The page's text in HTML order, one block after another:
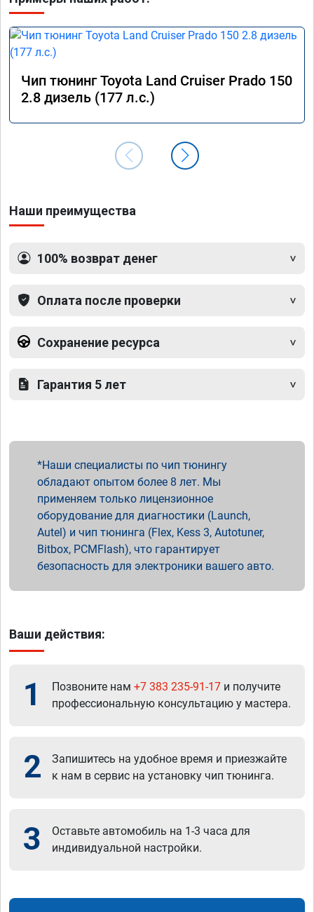
Чип тюнинг Toyota Land Cruiser Prado 150
2.8 дизель (177 л.с.)
Наши преимущества
100% возврат денег
Оплата после проверки
Сохранение ресурса
Гарантия 5 лет
Наши специалисты по чип тюнингу
обладают опытом более 8 лет. Мы
применяем только лицензионное
оборудование для диагностики (Launch,
Autel) и чип тюнинга (Flex, Kess 3, Autotuner,
Bitbox, PCMFlash), что гарантирует
безопасность для электроники вашего авто.
Ваши действия:
1 Позвоните нам +7 383 235-91-17 и получите
профессиональную консультацию у мастера.
2
Запишитесь на удобное время и приезжайте
к нам в сервис на установку чип тюнинга.
3
Оставьте автомобиль на 1-3 часа для
индивидуальной настройки.